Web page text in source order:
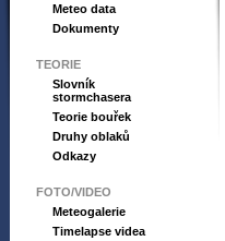
Meteo data
Dokumenty
TEORIE
Slovník
stormchasera
Teorie bouřek
Druhy oblaků
Odkazy
FOTO/VIDEO
Meteogalerie
Timelapse videa